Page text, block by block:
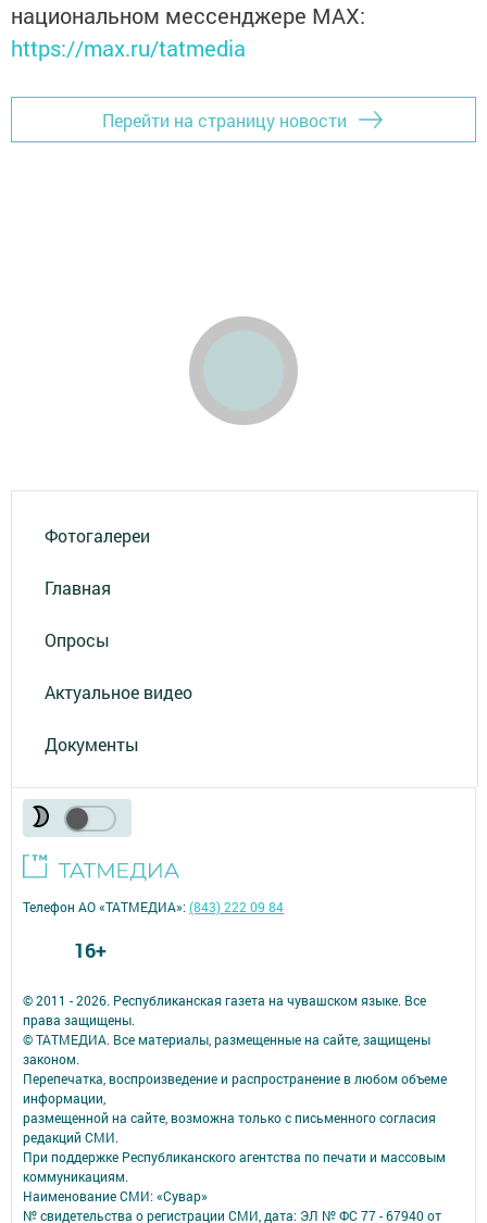
национальном мессенджере MАХ:
https://max.ru/tatmedia
Перейти на страницу новости
Фотогалереи
Главная
Опросы
Актуальное видео
Документы
© 2011 - 2026. Республиканская газета на чувашском языке. Все
права защищены.
© ТАТМЕДИА. Все материалы, размещенные на сайте, защищены
законом.
Перепечатка, воспроизведение и распространение в любом объеме
информации,
размещенной на сайте, возможна только с письменного согласия
редакций СМИ.
При поддержке Республиканского агентства по печати и массовым
коммуникациям.
Наименование СМИ: «Сувар»
№ свидетельства о регистрации СМИ, дата: ЭЛ № ФС 77 - 67940 от
Телефон АО «ТАТМЕДИА»:(843) 222 09 84
16+